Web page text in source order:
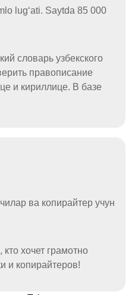
lugʻati. Saytda 85 000
словарь узбекского
правописание
и кириллице. В базе
ва копирайтер учун
хочет грамотно
и копирайтеров!